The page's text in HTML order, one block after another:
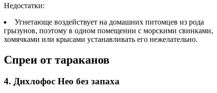
Недостатки:
Угнетающе воздействует на домашних питомцев из рода
грызунов, поэтому в одном помещении с морскими свинками,
хомячками или крысами устанавливать его нежелательно.
Спреи от тараканов
4. Дихлофос Нео без запаха